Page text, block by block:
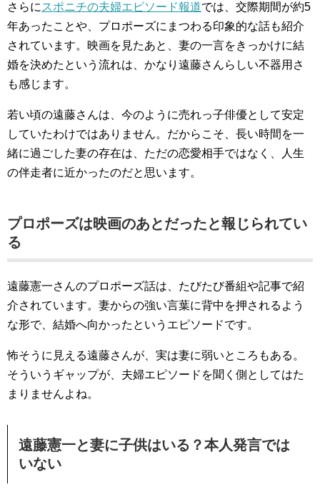
さらにスポニチの夫婦エピソード報道では、交際期間が約5
年あったことや、プロポーズにまつわる印象的な話も紹介
されています。映画を見たあと、妻の一言をきっかけに結
婚を決めたという流れは、かなり遠藤さんらしい不器用さ
も感じます。
若い頃の遠藤さんは、今のように売れっ子俳優として安定
していたわけではありません。だからこそ、長い時間を一
緒に過ごした妻の存在は、ただの恋愛相手ではなく、人生
の伴走者に近かったのだと思います。
プロポーズは映画のあとだったと報じられてい
る
遠藤憲一さんのプロポーズ話は、たびたび番組や記事で紹
介されています。妻からの強い言葉に背中を押されるよう
な形で、結婚へ向かったというエピソードです。
怖そうに見える遠藤さんが、実は妻に弱いところもある。
そういうギャップが、夫婦エピソードを聞く側としてはた
まりませんよね。
遠藤憲一と妻に子供はいる？本人発言では
いない